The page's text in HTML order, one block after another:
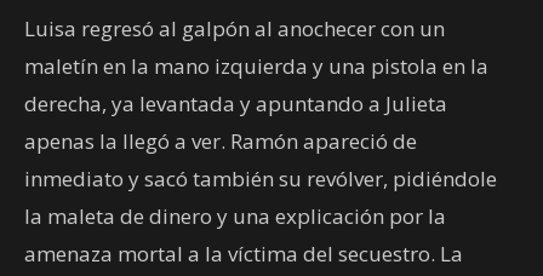
Luisa regresó al galpón al anochecer con un
maletín en la mano izquierda y una pistola en la
derecha, ya levantada y apuntando a Julieta
apenas la llegó a ver. Ramón apareció de
inmediato y sacó también su revólver, pidiéndole
la maleta de dinero y una explicación por la
amenaza mortal a la víctima del secuestro. La